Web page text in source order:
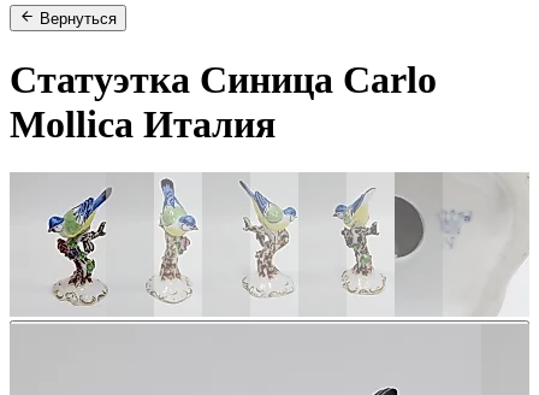
Вернуться
Статуэтка Синица Carlo
Mollica Италия